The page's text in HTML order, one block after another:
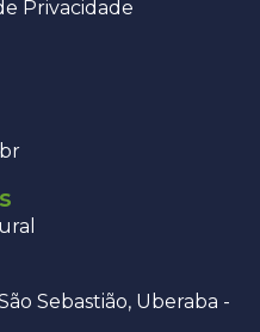
Privacidade
Sebastião, Uberaba -